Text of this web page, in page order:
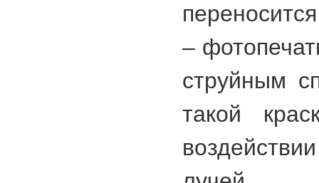
–
струйным
такой